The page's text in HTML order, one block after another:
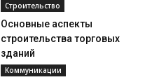
Строительство
Основные аспекты
строительства торговых
зданий
Коммуникации